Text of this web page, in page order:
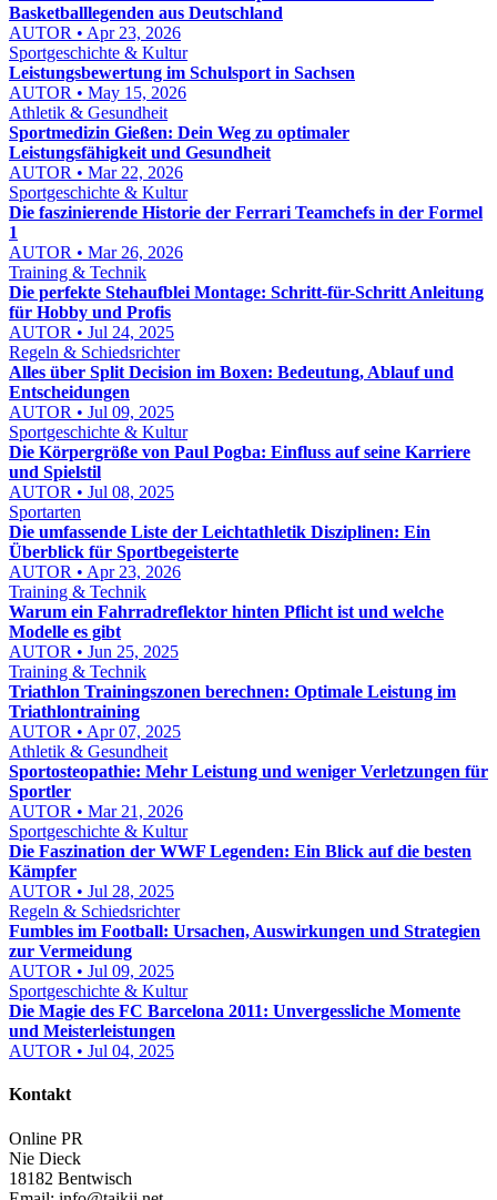
Basketballlegenden aus Deutschland
AUTOR • Apr 23, 2026
Sportgeschichte & Kultur
Leistungsbewertung im Schulsport in Sachsen
AUTOR • May 15, 2026
Athletik & Gesundheit
Sportmedizin Gießen: Dein Weg zu optimaler
Leistungsfähigkeit und Gesundheit
AUTOR • Mar 22, 2026
Sportgeschichte & Kultur
Die faszinierende Historie der Ferrari Teamchefs in der Formel
1
AUTOR • Mar 26, 2026
Training & Technik
Die perfekte Stehaufblei Montage: Schritt-für-Schritt Anleitung
für Hobby und Profis
AUTOR • Jul 24, 2025
Regeln & Schiedsrichter
Alles über Split Decision im Boxen: Bedeutung, Ablauf und
Entscheidungen
AUTOR • Jul 09, 2025
Sportgeschichte & Kultur
Die Körpergröße von Paul Pogba: Einfluss auf seine Karriere
und Spielstil
AUTOR • Jul 08, 2025
Sportarten
Die umfassende Liste der Leichtathletik Disziplinen: Ein
Überblick für Sportbegeisterte
AUTOR • Apr 23, 2026
Training & Technik
Warum ein Fahrradreflektor hinten Pflicht ist und welche
Modelle es gibt
AUTOR • Jun 25, 2025
Training & Technik
Triathlon Trainingszonen berechnen: Optimale Leistung im
Triathlontraining
AUTOR • Apr 07, 2025
Athletik & Gesundheit
Sportosteopathie: Mehr Leistung und weniger Verletzungen für
Sportler
AUTOR • Mar 21, 2026
Sportgeschichte & Kultur
Die Faszination der WWF Legenden: Ein Blick auf die besten
Kämpfer
AUTOR • Jul 28, 2025
Regeln & Schiedsrichter
Fumbles im Football: Ursachen, Auswirkungen und Strategien
zur Vermeidung
AUTOR • Jul 09, 2025
Sportgeschichte & Kultur
Die Magie des FC Barcelona 2011: Unvergessliche Momente
und Meisterleistungen
AUTOR • Jul 04, 2025
Kontakt
Online PR
Nie Dieck
18182 Bentwisch